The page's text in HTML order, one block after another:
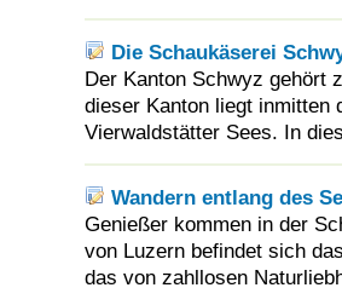
Die Schaukäserei
Der Kanton Schwyz gehört
dieser Kanton liegt inmitten
Vierwaldstätter Sees. In
Wandern entlang des
Genießer kommen in der
von Luzern befindet sich
das von zahllosen